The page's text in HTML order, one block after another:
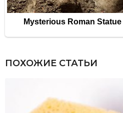
ПОХОЖИЕ СТАТЬИ